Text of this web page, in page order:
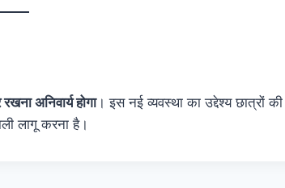
अनिवार्य होगा। इस नई व्यवस्था का उद्देश्य छात्रों की
लागू करना है।